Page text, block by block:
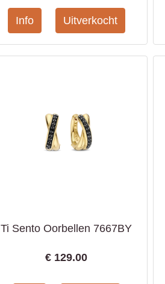
Ti Sento Oorbellen 7667BY
€ 129.00